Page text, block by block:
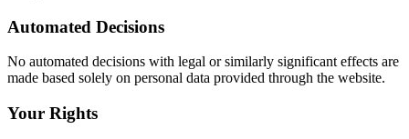
Automated Decisions
No automated decisions with legal or similarly significant effects are
made based solely on personal data provided through the website.
Your Rights